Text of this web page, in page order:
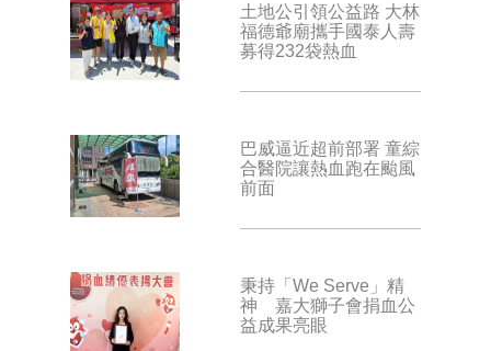
土地公引領公益路 大林
福德爺廟攜手國泰人壽
募得232袋熱血
巴威逼近超前部署 童綜
合醫院讓熱血跑在颱風
前面
秉持「We Serve」精
神 嘉大獅子會捐血公
益成果亮眼